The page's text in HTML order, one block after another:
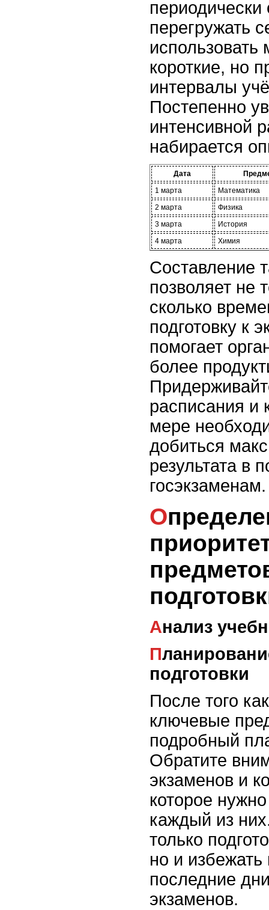
перегружать
короткие, но
интервалы
Постепенно
интенсивной
набирается
Дата
1 марта
Математика
2 марта
Физика
3 марта
История
4 марта
Химия
Составление
позволяет не
сколько
подготовку к
помогает
более
расписания и
мере
добиться
результата в
госэкзаменам.
Определение
Анализ
Планирование времени для
подготовки
После того
ключевые
подробный
Обратите
экзаменов и
которое
каждый из
только
но и избежать
последние
экзаменов.